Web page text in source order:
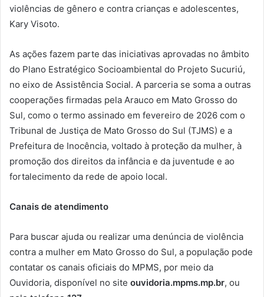
violências de gênero e contra crianças e adolescentes,
Kary Visoto.
As ações fazem parte das iniciativas aprovadas no âmbito
do Plano Estratégico Socioambiental do Projeto Sucuriú,
no eixo de Assistência Social. A parceria se soma a outras
cooperações firmadas pela Arauco em Mato Grosso do
Sul, como o termo assinado em fevereiro de 2026 com o
Tribunal de Justiça de Mato Grosso do Sul (TJMS) e a
Prefeitura de Inocência, voltado à proteção da mulher, à
promoção dos direitos da infância e da juventude e ao
fortalecimento da rede de apoio local.
Canais de atendimento
Para buscar ajuda ou realizar uma denúncia de violência
contra a mulher em Mato Grosso do Sul, a população pode
contatar os canais oficiais do MPMS, por meio da
Ouvidoria, disponível no site ouvidoria.mpms.mp.br, ou